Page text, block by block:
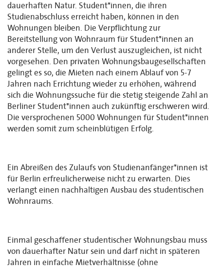
dauerhaften Natur. Student*innen, die ihren
Studienabschluss erreicht haben, können in den
Wohnungen bleiben. Die Verpflichtung zur
Bereitstellung von Wohnraum für Student*innen an
anderer Stelle, um den Verlust auszugleichen, ist nicht
vorgesehen. Den privaten Wohnungsbaugesellschaften
gelingt es so, die Mieten nach einem Ablauf von 5-7
Jahren nach Errichtung wieder zu erhöhen, während
sich die Wohnungssuche für die stetig steigende Zahl an
Berliner Student*innen auch zukünftig erschweren wird.
Die versprochenen 5000 Wohnungen für Student*innen
werden somit zum scheinblütigen Erfolg.
Ein Abreißen des Zulaufs von Studienanfänger*innen ist
für Berlin erfreulicherweise nicht zu erwarten. Dies
verlangt einen nachhaltigen Ausbau des studentischen
Wohnraums.
Einmal geschaffener studentischer Wohnungsbau muss
von dauerhafter Natur sein und darf nicht in späteren
Jahren in einfache Mietverhältnisse (ohne